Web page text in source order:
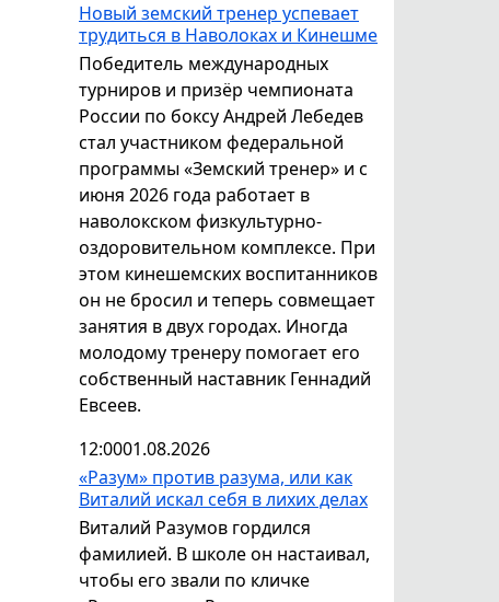
Новый земский тренер успевает
трудиться в Наволоках и Кинешме
Победитель международных
турниров и призёр чемпионата
России по боксу Андрей Лебедев
стал участником федеральной
программы «Земский тренер» и с
июня 2026 года работает в
наволокском физкультурно-
оздоровительном комплексе. При
этом кинешемских воспитанников
он не бросил и теперь совмещает
занятия в двух городах. Иногда
молодому тренеру помогает его
собственный наставник Геннадий
Евсеев.
12:0001.08.2026
«Разум» против разума, или как
Виталий искал себя в лихих делах
Виталий Разумов гордился
фамилией. В школе он настаивал,
чтобы его звали по кличке